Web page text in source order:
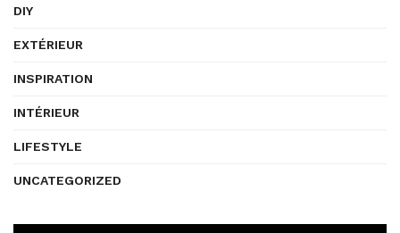
DIY
EXTÉRIEUR
INSPIRATION
INTÉRIEUR
LIFESTYLE
UNCATEGORIZED